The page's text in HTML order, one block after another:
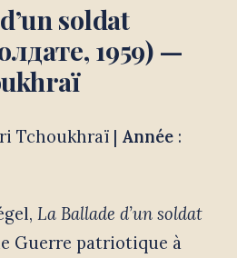
soldat
1959) —
Tchoukhraï | Année:
La Ballade d’un soldat
Guerre patriotique à